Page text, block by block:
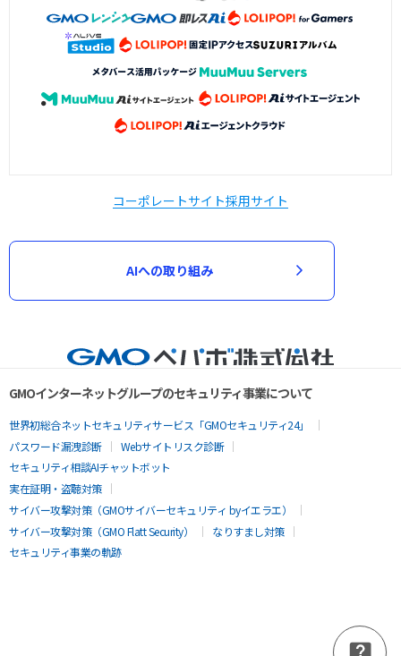
コーポレートサイト採用サイト
AIへの取り組み
GMOインターネットグループのセキュリティ事業について
世界初総合ネットセキュリティサービス「GMOセキュリティ24」
パスワード漏洩診断
Webサイトリスク診断
セキュリティ相談AIチャットボット
実在証明・盗聴対策
サイバー攻撃対策（GMOサイバーセキュリティ byイエラエ）
サイバー攻撃対策（GMO Flatt Security）
なりすまし対策
セキュリティ事業の軌跡